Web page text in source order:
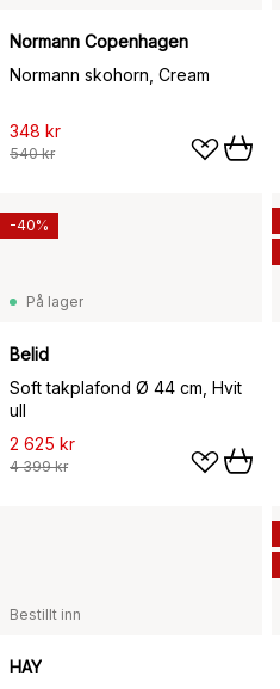
Normann Copenhagen
Normann skohorn, Cream
348 kr
540 kr
På lager
Belid
Soft takplafond Ø 44 cm, Hvit
ull
2 625 kr
4 399 kr
-40%
Bestillt inn
HAY